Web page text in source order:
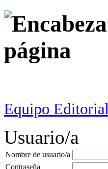
Equipo Editorial
Usuario/a
Nombre de usuario/a
Contraseña